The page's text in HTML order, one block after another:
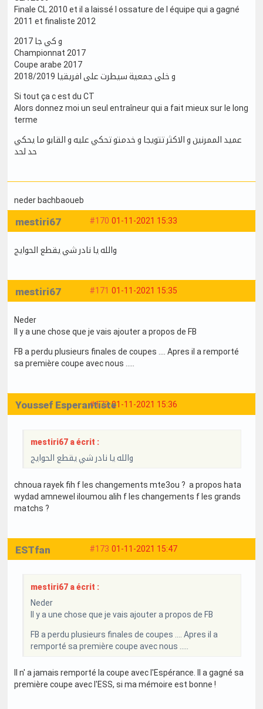
Finale CL 2010 et il a laissé l ossature de l équipe qui a gagné
2011 et finaliste 2012
و كي جا 2017
Championnat 2017
Coupe arabe 2017
و خلى جمعية سيطرت على افريقيا 2018/2019
Si tout ça c est du CT
Alors donnez moi un seul entraîneur qui a fait mieux sur le long
terme
عميد الممرنين و الاكثر تتويجا و خدمتو تحكي عليه و القابو ما يحكي
حد لحد
neder bachbaoueb
#170 01-11-2021 15:33
mestiri67
والله يا نادر شي يقطع الحوايج
#171 01-11-2021 15:35
mestiri67
Neder
Il y a une chose que je vais ajouter a propos de FB
FB a perdu plusieurs finales de coupes .... Apres il a remporté
sa première coupe avec nous .....
#172 01-11-2021 15:36
Youssef Esperantiste
mestiri67 a écrit :
والله يا نادر شي يقطع الحوايج
chnoua rayek fih f les changements mte3ou ? a propos hata
wydad amnewel iloumou alih f les changements f les grands
matchs ?
#173 01-11-2021 15:47
ESTfan
mestiri67 a écrit :
Neder
Il y a une chose que je vais ajouter a propos de FB
FB a perdu plusieurs finales de coupes .... Apres il a
remporté sa première coupe avec nous .....
Il n' a jamais remporté la coupe avec l'Espérance. Il a gagné sa
première coupe avec l'ESS, si ma mémoire est bonne !